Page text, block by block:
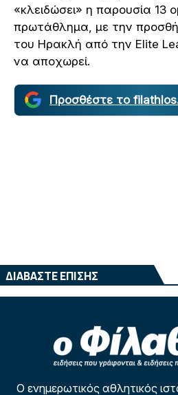
«κλειδώσει» η παρουσία 13
πρωτάθλημα, με την
του Ηρακλή από την Elite
να αποχωρεί.
Προσθέστε το
ΔΙΑΒΑΣΤΕ ΕΠΙΣΗΣ
Ο ενημερωτικός αθλητικός